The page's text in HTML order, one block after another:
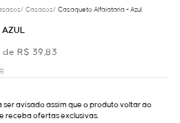
/ Casacos/ Casaqueto Alfaiataria - Azul
AZUL
de R$ 39,83
avisado assim que o produto voltar ao
receba ofertas exclusivas.